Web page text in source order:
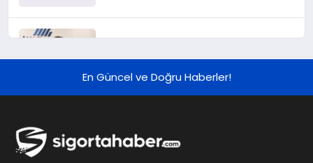
Grup Müdürü Olarak Atandı
ürünleri uzun vadeyi tutuyor
En Güncel ve Doğru Haberler!